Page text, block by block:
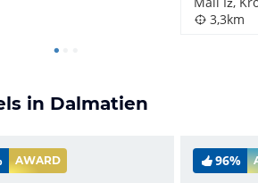
3,3km
in Dalmatien
AWARD 96%